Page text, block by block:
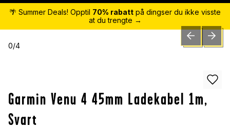
🌴 Summer Deals! Opptil 70% rabatt på dingser du ikke visste
at du trengte →
0/4 PREVIOUSNEXT
Garmin Venu 4 45mm Ladekabel 1m,
Svart